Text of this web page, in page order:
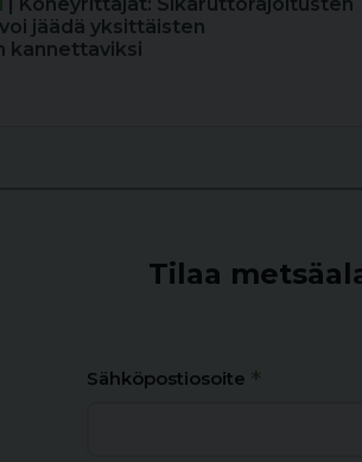
jäädä yksittäisten
kannettaviksi
Tilaa
Sähköpostiosoite *